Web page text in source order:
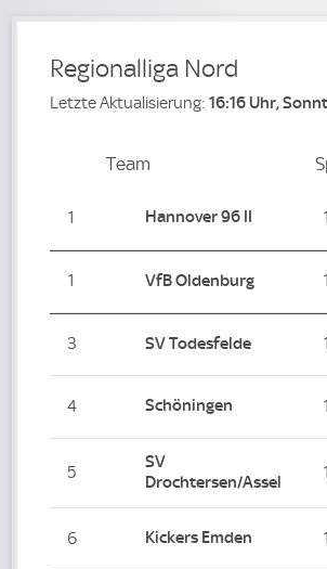
Regionalliga Nord
Letzte Aktualisierung: 16:16 Uhr,
PlatzTeam
1 Hannover 96 II 1
1 VfB Oldenburg 1
3 SV Todesfelde 1
4 Schöningen 1
5
SV
Drochtersen/Assel
1
6 Kickers Emden 1